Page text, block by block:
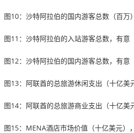
图10：沙特阿拉伯的国内游客总数（百万
图11：沙特阿拉伯的入站游客总数，有意
图12：沙特阿拉伯的国内游客总数，有意
图13：阿联酋的总旅游休闲支出（十亿美
图14：阿联酋的总旅游商业支出（十亿美
图15：MENA酒店市场价值（十亿美元）